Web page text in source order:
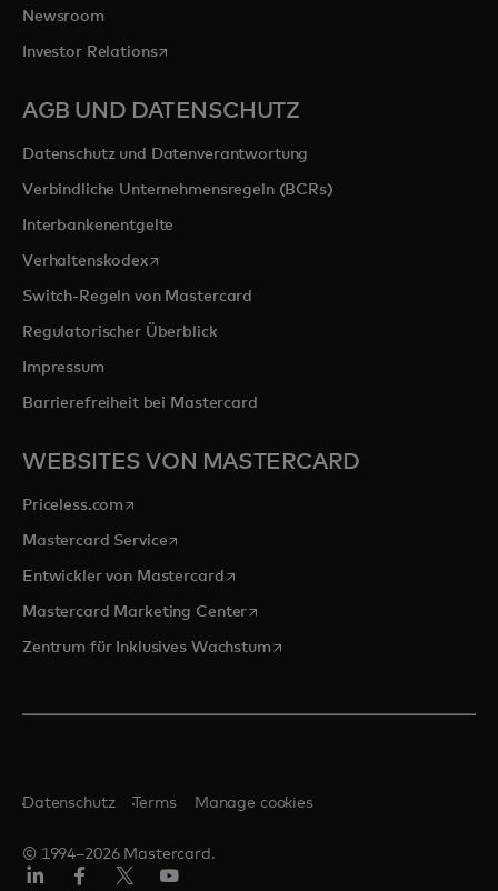
Newsroom
Investor Relationswird in einer neuen Registerkarte geöffnet
AGB UND DATENSCHUTZ
Datenschutz und Datenverantwortung
Verbindliche Unternehmensregeln (BCRs)
Interbankenentgelte
Verhaltenskodexwird in einer neuen Registerkarte geöffnet
Switch-Regeln von Mastercard
Regulatorischer Überblick
Impressum
Barrierefreiheit bei Mastercard
WEBSITES VON MASTERCARD
Priceless.com wird in einer neuen Registerkarte geöffnet
Mastercard Servicewird in einer neuen Registerkarte geöffnet
Entwickler von Mastercardwird in einer neuen Registerkarte
Mastercard Marketing Centerwird in einer neuen
Zentrum für Inklusives Wachstumwird in einer neuen
© 1994–2026 Mastercard.
Datenschutz Terms Manage cookies